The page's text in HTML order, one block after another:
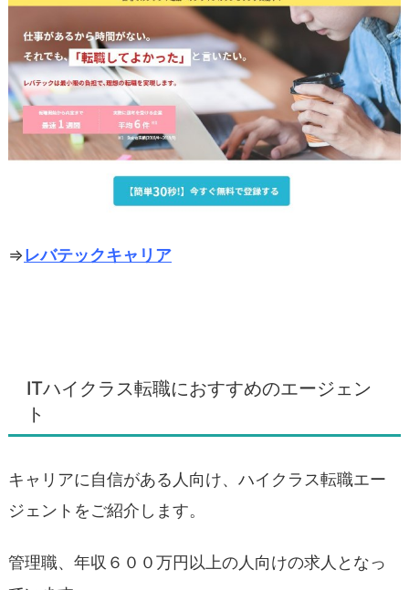
⇒レバテックキャリア
ITハイクラス転職におすすめのエージェン
ト
キャリアに自信がある人向け、ハイクラス転職エー
ジェントをご紹介します。
管理職、年収６００万円以上の人向けの求人となっ